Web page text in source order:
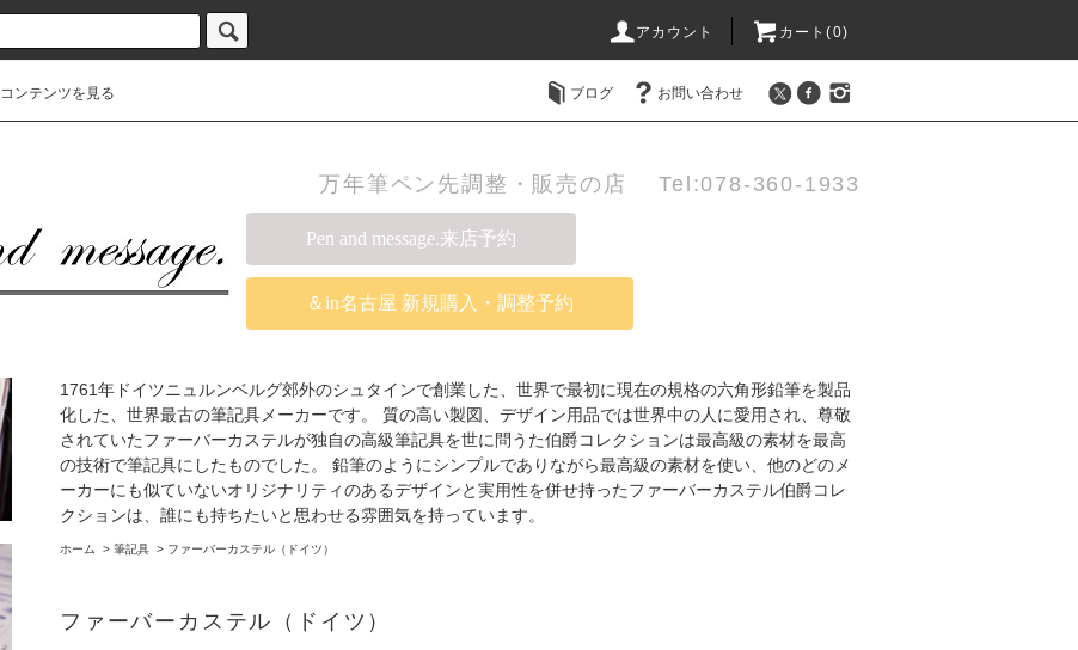
アカウント カート(0)
コンテンツを見る ブログ お問い合わせ
万年筆ペン先調整・販売の店 Tel:078-360-1933
Pen and message.来店予約
＆in名古屋 新規購入・調整予約
1761年ドイツニュルンベルグ郊外のシュタインで創業した、世界で最初に現在の規格の六角形鉛筆を製品
化した、世界最古の筆記具メーカーです。 質の高い製図、デザイン用品では世界中の人に愛用され、尊敬
されていたファーバーカステルが独自の高級筆記具を世に問うた伯爵コレクションは最高級の素材を最高
の技術で筆記具にしたものでした。 鉛筆のようにシンプルでありながら最高級の素材を使い、他のどのメ
ーカーにも似ていないオリジナリティのあるデザインと実用性を併せ持ったファーバーカステル伯爵コレ
クションは、誰にも持ちたいと思わせる雰囲気を持っています。
ホーム > 筆記具 > ファーバーカステル（ドイツ）
ファーバーカステル（ドイツ）